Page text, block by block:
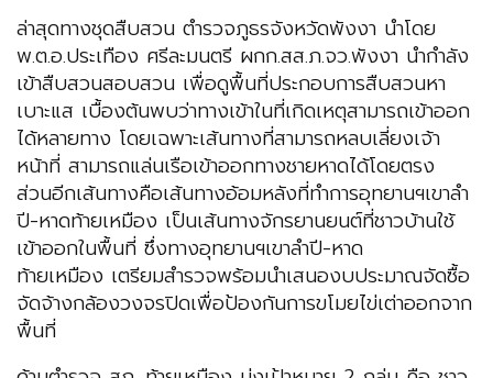
ล่าสุดทางชุดสืบสวน ตำรวจภูธรจังหวัดพังงา นำโดย
พ.ต.อ.ประเทือง ศรีละมนตรี ผกก.สส.ภ.จว.พังงา นำกำลัง
เข้าสืบสวนสอบสวน เพื่อดูพื้นที่ประกอบการสืบสวนหา
เบาะแส เบื้องต้นพบว่าทางเข้าในที่เกิดเหตุสามารถเข้าออก
ได้หลายทาง โดยเฉพาะเส้นทางที่สามารถหลบเลี่ยงเจ้า
หน้าที่ สามารถแล่นเรือเข้าออกทางชายหาดได้โดยตรง
ส่วนอีกเส้นทางคือเส้นทางอ้อมหลังที่ทำการอุทยานฯเขาลำ
ปี-หาดท้ายเหมือง เป็นเส้นทางจักรยานยนต์ที่ชาวบ้านใช้
เข้าออกในพื้นที่ ซึ่งทางอุทยานฯเขาลำปี-หาด
ท้ายเหมือง เตรียมสำรวจพร้อมนำเสนองบประมาณจัดซื้อ
จัดจ้างกล้องวงจรปิดเพื่อป้องกันการขโมยไข่เต่าออกจาก
พื้นที่